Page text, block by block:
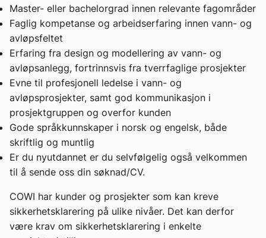
Master- eller bachelorgrad innen relevante fagområder
Faglig kompetanse og arbeidserfaring innen vann- og
avløpsfeltet
Erfaring fra design og modellering av vann- og
avløpsanlegg, fortrinnsvis fra tverrfaglige prosjekter
Evne til profesjonell ledelse i vann- og
avløpsprosjekter, samt god kommunikasjon i
prosjektgruppen og overfor kunden
Gode språkkunnskaper i norsk og engelsk, både
skriftlig og muntlig
Er du nyutdannet er du selvfølgelig også velkommen
til å sende oss din søknad/CV.
COWI har kunder og prosjekter som kan kreve
sikkerhetsklarering på ulike nivåer. Det kan derfor
være krav om sikkerhetsklarering i enkelte